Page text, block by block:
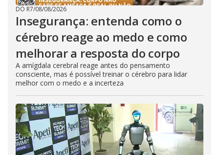
DO R7/08/08/2026
Insegurança: entenda como o
cérebro reage ao medo e como
melhorar a resposta do corpo
A amígdala cerebral reage antes do pensamento
consciente, mas é possível treinar o cérebro para lidar
melhor com o medo e a incerteza